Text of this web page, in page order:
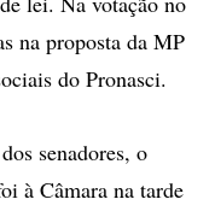
na proposta da MP
do Pronasci.
senadores, o
à Câmara na tarde